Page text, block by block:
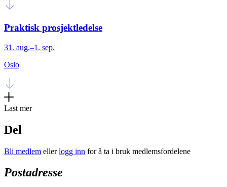
Praktisk prosjektledelse
31. aug.–1. sep.
Oslo
Last mer
Del
Bli medlem ellerlogg inn for å ta i bruk medlemsfordelene
Postadresse